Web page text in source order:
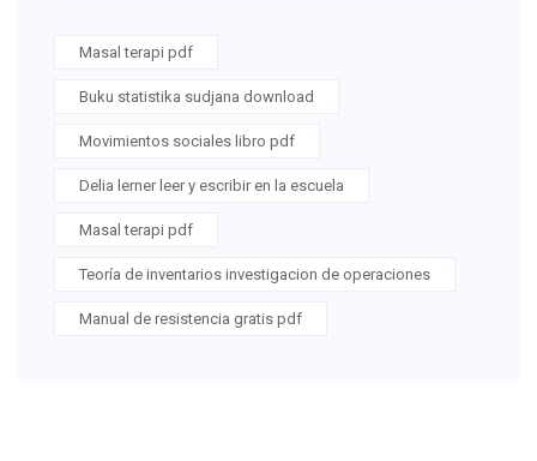
Masal terapi pdf
Buku statistika sudjana download
Movimientos sociales libro pdf
Delia lerner leer y escribir en la escuela
Masal terapi pdf
Teoría de inventarios investigacion de operaciones
Manual de resistencia gratis pdf